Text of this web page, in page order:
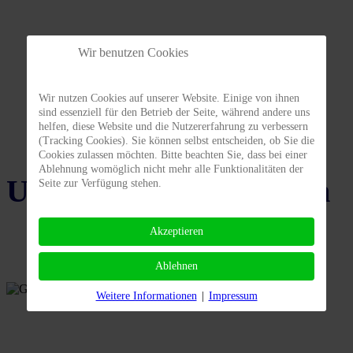
Vereinsspielplan
Unsere Hauptsponsoren
Wir benutzen Cookies
Wir nutzen Cookies auf unserer Website. Einige von ihnen
sind essenziell für den Betrieb der Seite, während andere uns
helfen, diese Website und die Nutzererfahrung zu verbessern
(Tracking Cookies). Sie können selbst entscheiden, ob Sie die
Cookies zulassen möchten. Bitte beachten Sie, dass bei einer
Ablehnung womöglich nicht mehr alle Funktionalitäten der
Seite zur Verfügung stehen.
Akzeptieren
Ablehnen
Weitere Informationen Impressum